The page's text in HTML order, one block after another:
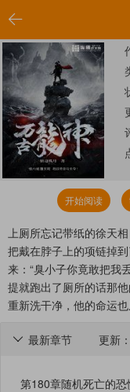

开始阅读
上厕所忘记带纸的徐天
把戴在脖子上的项链掉
来：“臭小子你竟敢把我
提就跑出了厕所的话那
重新洗干净，他的命运
最新章节 更新：

第180章随机死亡的恐